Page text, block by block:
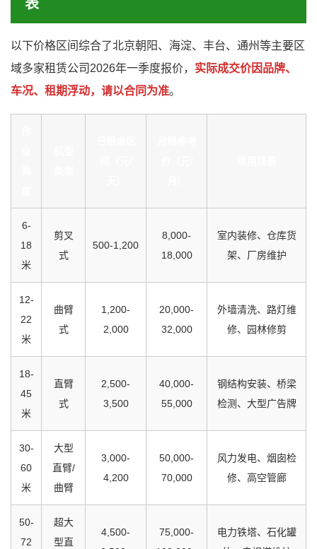
表
以下价格区间综合了北京朝阳、海淀、丰台、通州等主要区
域多家租赁公司2026年一季度报价， 实际成交价因品牌、
车况、租期浮动，请以合同为准。
6-
18
米
剪叉
式
500-1,200
8,000-
18,000
室内装修、仓库货
架、厂房维护
12-
22
米
曲臂
式
1,200-
2,000
20,000-
32,000
外墙清洗、路灯维
修、园林修剪
18-
45
米
直臂
式
2,500-
3,500
40,000-
55,000
钢结构安装、桥梁
检测、大型广告牌
30-
60
米
大型
直臂/
曲臂
3,000-
4,200
50,000-
70,000
风力发电、烟囱检
修、高空管廊
50-
72
超大
型直
4,500-
75,000-
电力铁塔、石化罐